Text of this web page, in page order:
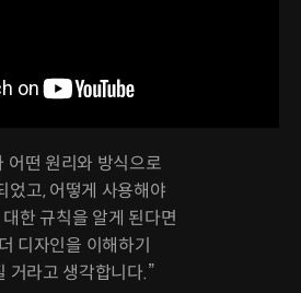
어떤 원리와 방식으로
었고, 어떻게 사용해야
한 규칙을 알게 된다면
디자인을 이해하기
거라고 생각합니다.”